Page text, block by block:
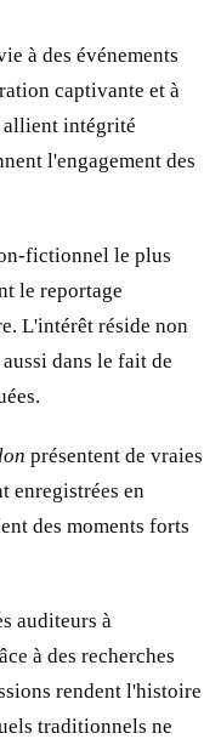
à des événements
captivante et à
allient intégrité
l'engagement des
fictionnel le plus
le reportage
L'intérêt réside non
dans le fait de
présentent de vraies
enregistrées en
des moments forts
auditeurs à
à des recherches
rendent l'histoire
traditionnels ne